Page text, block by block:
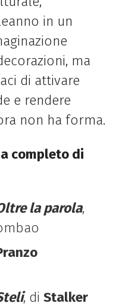
in un
ma
di attivare
e rendere
non ha forma.
completo di
la parola,
, di Stalker